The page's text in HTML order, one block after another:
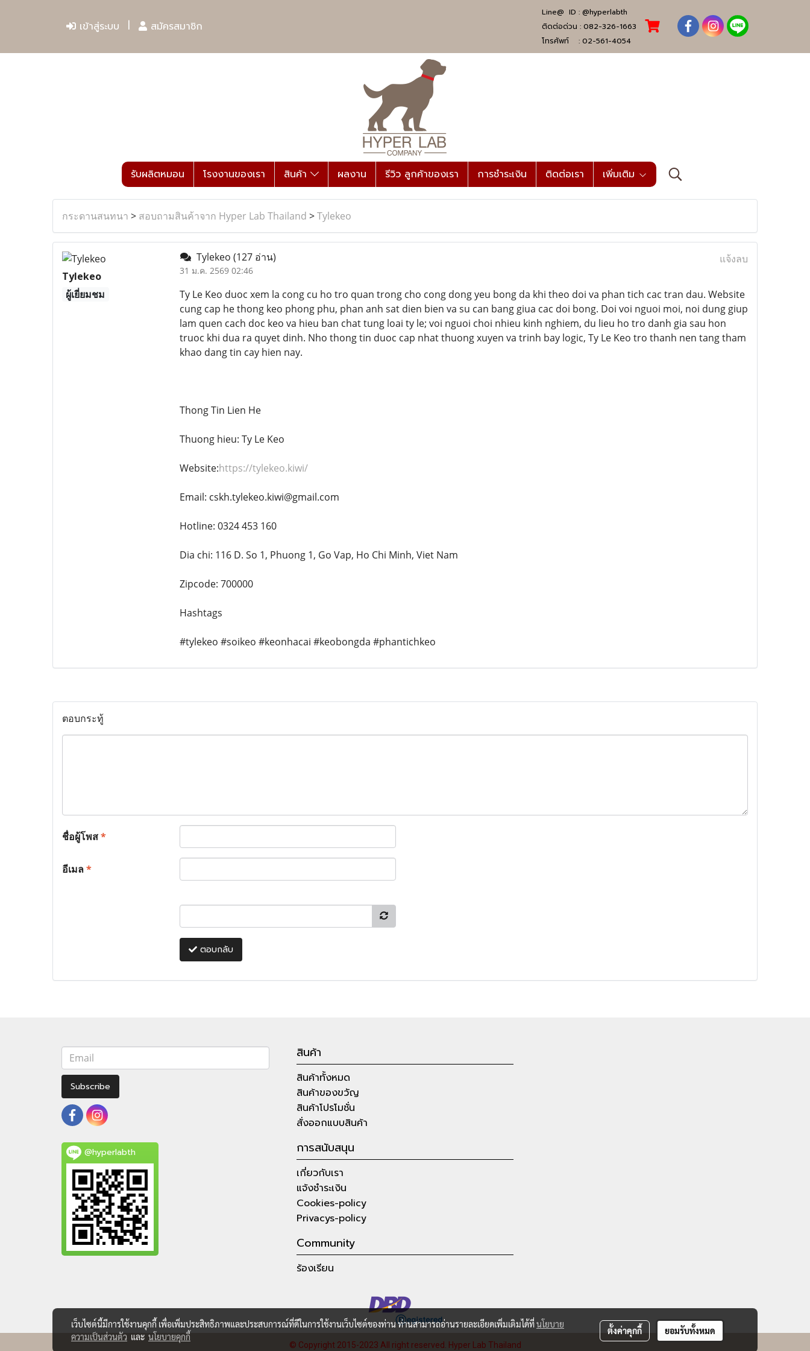
เข้าสู่ระบบ สมัครสมาชิก
Line@ ID : @hyperlabth
ติดต่อด่วน : 082-326-1663
โทรศัพท์ : 02-561-4054
รับผลิตหมอน โรงงานของเรา สินค้า ผลงาน รีวิว ลูกค้าของเรา การชำระเงิน ติดต่อเรา เพิ่มเติม
กระดานสนทนา > สอบถามสินค้าจาก Hyper Lab Thailand >Tylekeo
Tylekeo
ผู้เยี่ยมชม
Tylekeo (127 อ่าน)
31 ม.ค. 2569 02:46
แจ้งลบ
Ty Le Keo duoc xem la cong cu ho tro quan trong cho cong dong yeu bong da khi theo doi va phan tich cac tran dau. Website
cung cap he thong keo phong phu, phan anh sat dien bien va su can bang giua cac doi bong. Doi voi nguoi moi, noi dung giup
lam quen cach doc keo va hieu ban chat tung loai ty le; voi nguoi choi nhieu kinh nghiem, du lieu ho tro danh gia sau hon
truoc khi dua ra quyet dinh. Nho thong tin duoc cap nhat thuong xuyen va trinh bay logic, Ty Le Keo tro thanh nen tang tham
khao dang tin cay hien nay.
Thong Tin Lien He
Thuong hieu: Ty Le Keo
Website:https://tylekeo.kiwi/
Email: cskh.tylekeo.kiwi@gmail.com
Hotline: 0324 453 160
Dia chi: 116 D. So 1, Phuong 1, Go Vap, Ho Chi Minh, Viet Nam
Zipcode: 700000
Hashtags
#tylekeo #soikeo #keonhacai #keobongda #phantichkeo
ตอบกระทู้
ชื่อผู้โพส*
อีเมล*
ตอบกลับ
Subscribe
@hyperlabth
สินค้า
สินค้าทั้งหมด
สินค้าของขวัญ
สินค้าโปรโมชั่น
สั่งออกแบบสินค้า
การสนับสนุน
เกี่ยวกับเรา
แจ้งชำระเงิน
Cookies-policy
Privacys-policy
Community
ร้องเรียน
© Copyright 2015-2023 All right reserved. Hyper Lab Thailand
เว็บไซต์นี้มีการใช้งานคุกกี้ เพื่อเพิ่มประสิทธิภาพและประสบการณ์ที่ดีในการใช้งานเว็บไซต์ของท่าน ท่านสามารถอ่านรายละเอียดเพิ่มเติมได้ที่นโยบาย
ความเป็นส่วนตัว และ นโยบายคุกกี้
ตั้งค่าคุกกี้ ยอมรับทั้งหมด